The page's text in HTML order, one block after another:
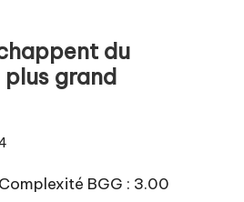
du
grand
BGG : 3.00